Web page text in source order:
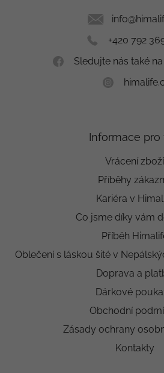
info@
+420 792
Sledujte nás také
Informace pro
Vrácení zboží
Příběhy
Kariéra v
Co jsme díky vám
Příběh
Oblečení s láskou šité v
Doprava a
Dárkové
Obchodní
Zásady ochrany
Kontakty